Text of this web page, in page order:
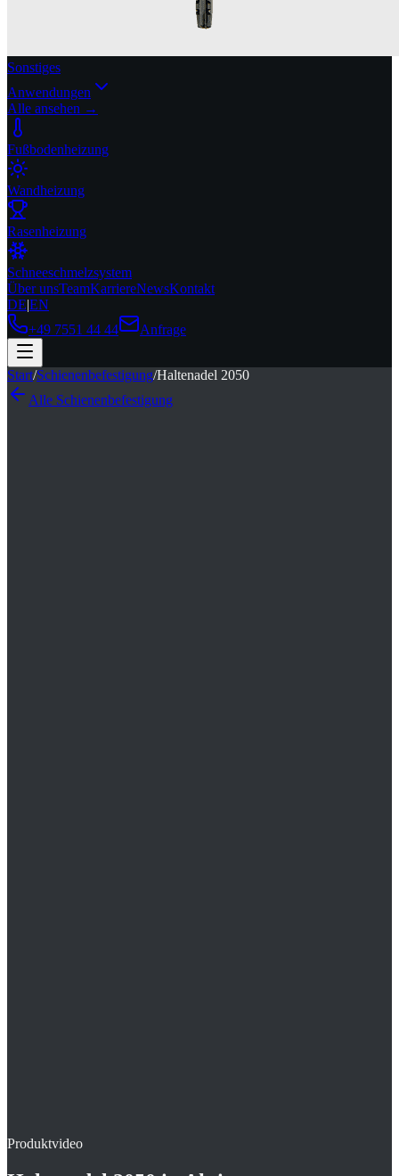
Sonstiges
Anwendungen
Alle ansehen →
Fußbodenheizung
Wandheizung
Rasenheizung
Schneeschmelzsystem
Über unsTeamKarriereNewsKontakt
DE|EN
+49 7551 44 44
Anfrage
Start/Schienenbefestigung/Haltenadel 2050
Alle Schienenbefestigung
Produktvideo